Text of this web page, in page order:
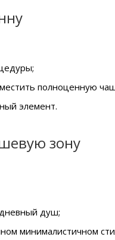
полноценную
элемент.
зону
душ;
минималистичном